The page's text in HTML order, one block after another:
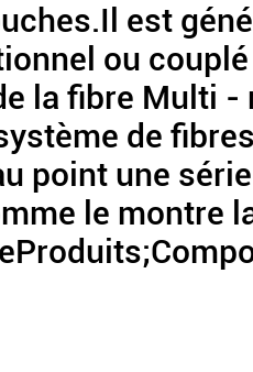
est
ou
la fibre Multi -
de fibres
point une
le montre